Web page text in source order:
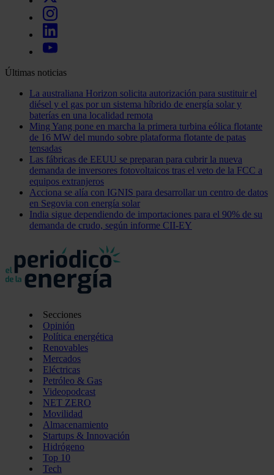
Últimas noticias
La australiana Horizon solicita autorización para sustituir el
diésel y el gas por un sistema híbrido de energía solar y
baterías en una localidad remota
Ming Yang pone en marcha la primera turbina eólica flotante
de 16 MW del mundo sobre plataforma flotante de patas
tensadas
Las fábricas de EEUU se preparan para cubrir la nueva
demanda de inversores fotovoltaicos tras el veto de la FCC a
equipos extranjeros
Acciona se alía con IGNIS para desarrollar un centro de datos
en Segovia con energía solar
India sigue dependiendo de importaciones para el 90% de su
demanda de crudo, según informe CII-EY
Secciones
Opinión
Política energética
Renovables
Mercados
Eléctricas
Petróleo & Gas
Videopodcast
NET ZERO
Movilidad
Almacenamiento
Startups & Innovación
Hidrógeno
Top 10
Tech